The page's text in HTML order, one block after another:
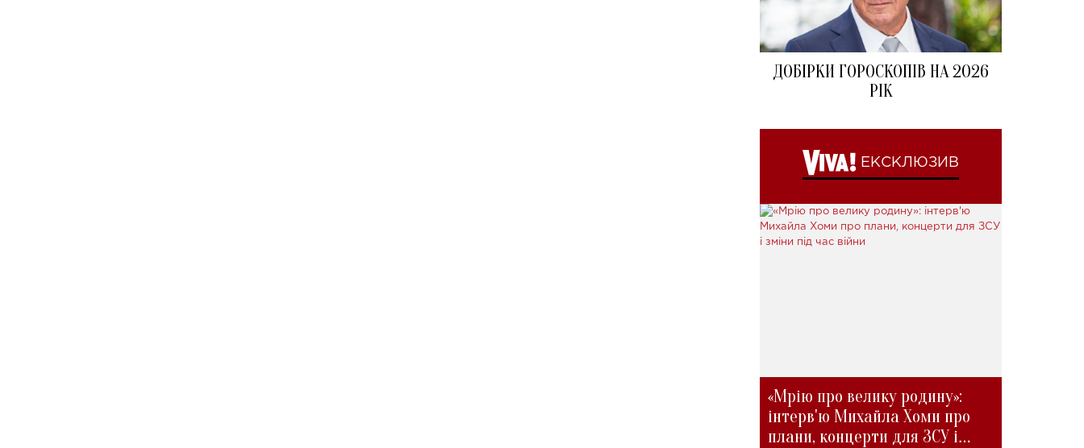
ДОБІРКИ ГОРОСКОПІВ НА 2026
РІК
ЕКСКЛЮЗИВ
«Мрію про велику родину»:
інтерв'ю Михайла Хоми про
плани, концерти для ЗСУ і